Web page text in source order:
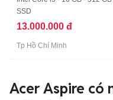
SSD
13.000.000 đ
Tp Hồ Chí Minh
Acer Aspire có